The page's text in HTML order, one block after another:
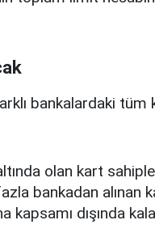
bankalardaki tüm
olan kart
bankadan alınan
kapsamı dışında